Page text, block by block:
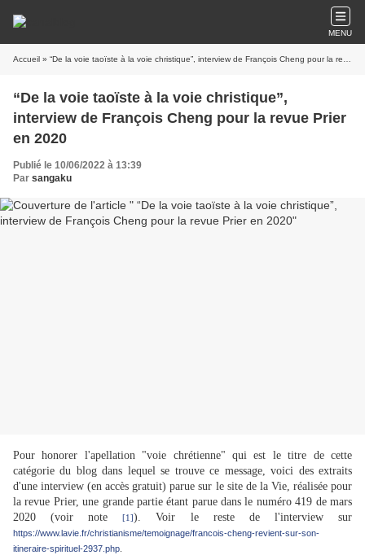
MENU
Accueil » “De la voie taoïste à la voie christique”, interview de François Cheng pour la revue Prier en 2020
“De la voie taoïste à la voie christique”,
interview de François Cheng pour la revue Prier
en 2020
Publié le 10/06/2022 à 13:39
Par sangaku
Pour honorer l'apellation "voie chrétienne" qui est le titre de cette
catégorie du blog dans lequel se trouve ce message, voici des extraits
d'une interview (en accès gratuit) parue sur le site de la Vie, réalisée pour
la revue Prier, une grande partie étant parue dans le numéro 419 de mars
2020 (voir note[1] ). Voir le reste de l'interview sur
https://www.lavie.fr/christianisme/temoignage/francois-cheng-revient-sur-son-
itineraire-spirituel-2937.php